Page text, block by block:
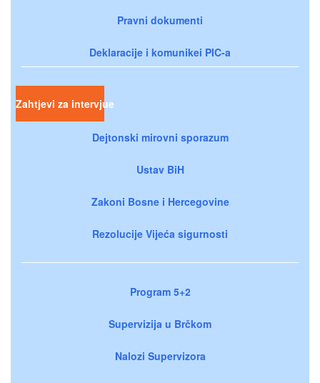
Pravni dokumenti
Deklaracije i komunikei PIC-a
Zahtjevi za intervjue
Dejtonski mirovni sporazum
Ustav BiH
Zakoni Bosne i Hercegovine
Rezolucije Vijeća sigurnosti
Program 5+2
Supervizija u Brčkom
Nalozi Supervizora